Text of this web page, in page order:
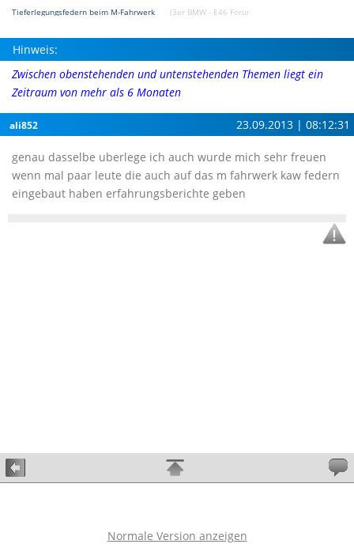
Tieferlegungsfedern beim M-Fahrwerk
(3er BMW - E46 Forum)
Hinweis:
Zwischen obenstehenden und untenstehenden Themen liegt ein
Zeitraum von mehr als 6 Monaten
ali852 23.09.2013 | 08:12:31
genau dasselbe uberlege ich auch wurde mich sehr freuen
wenn mal paar leute die auch auf das m fahrwerk kaw federn
eingebaut haben erfahrungsberichte geben
Normale Version anzeigen